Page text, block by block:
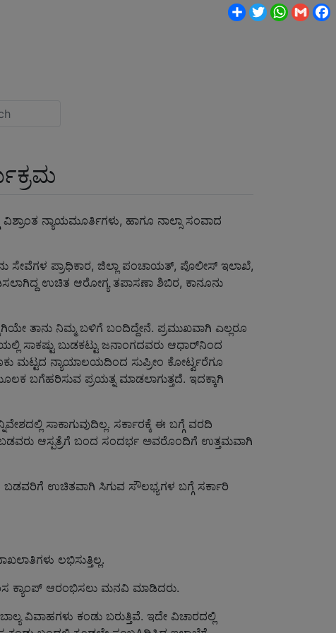
ನ್ಯಾಯಮೂರ್ತಿಗಳು, ಹಾಗೂ ನಾಲ್ಸಾ ಸಂವಾದ
ಸೇವೆಗಳ ಪ್ರಾಧಿಕಾರ, ಜಿಲ್ಲಾ ಪಂಚಾಯತ್, ಪೊಲೀಸ್ ಇಲಾಖೆ,
ಉಚಿತ ಆರೋಗ್ಯ ತಪಾಸಣಾ ಶಿಬಿರ, ಕಾನೂನು
ತಾನು ನಿಮ್ಮ ಬಳಿಗೆ ಬಂದಿದ್ದೇನೆ. ಪ್ರಮುಖವಾಗಿ ಎಲ್ಲರೂ
ಸಾಕಷ್ಟು ಬುಡಕಟ್ಟು ಜನಾಂಗದವರು ಆಧಾರ್‌ನಿಂದ
ಮಟ್ಟದ ನ್ಯಾಯಾಲಯದಿಂದ ಸುಪ್ರೀಂ ಕೋರ್ಟ್ವರೆಗೂ
ಬಗೆಹರಿಸುವ ಪ್ರಯತ್ನ ಮಾಡಲಾಗುತ್ತದೆ. ಇದಕ್ಕಾಗಿ
ಸಾಕಾಗುವುದಿಲ್ಲ. ಸರ್ಕಾರಕ್ಕೆ ಈ ಬಗ್ಗೆ ವರದಿ
ಬಡವರು ಆಸ್ಪತ್ರೆಗೆ ಬಂದ ಸಂದರ್ಭ ಅವರೊಂದಿಗೆ ಉತ್ತಮವಾಗಿ
ಬಡವರಿಗೆ ಉಚಿತವಾಗಿ ಸಿಗುವ ಸೌಲಭ್ಯಗಳ ಬಗ್ಗೆ ಸರ್ಕಾರಿ
ಲಭಿಸುತ್ತಿಲ್ಲ.
ಕ್ಯಾಂಪ್ ಆರಂಭಿಸಲು ಮನವಿ ಮಾಡಿದರು.
ವಿವಾಹಗಳು ಕಂಡು ಬರುತ್ತಿವೆ. ಇದೇ ವಿಚಾರದಲ್ಲಿ
ShareTwitter